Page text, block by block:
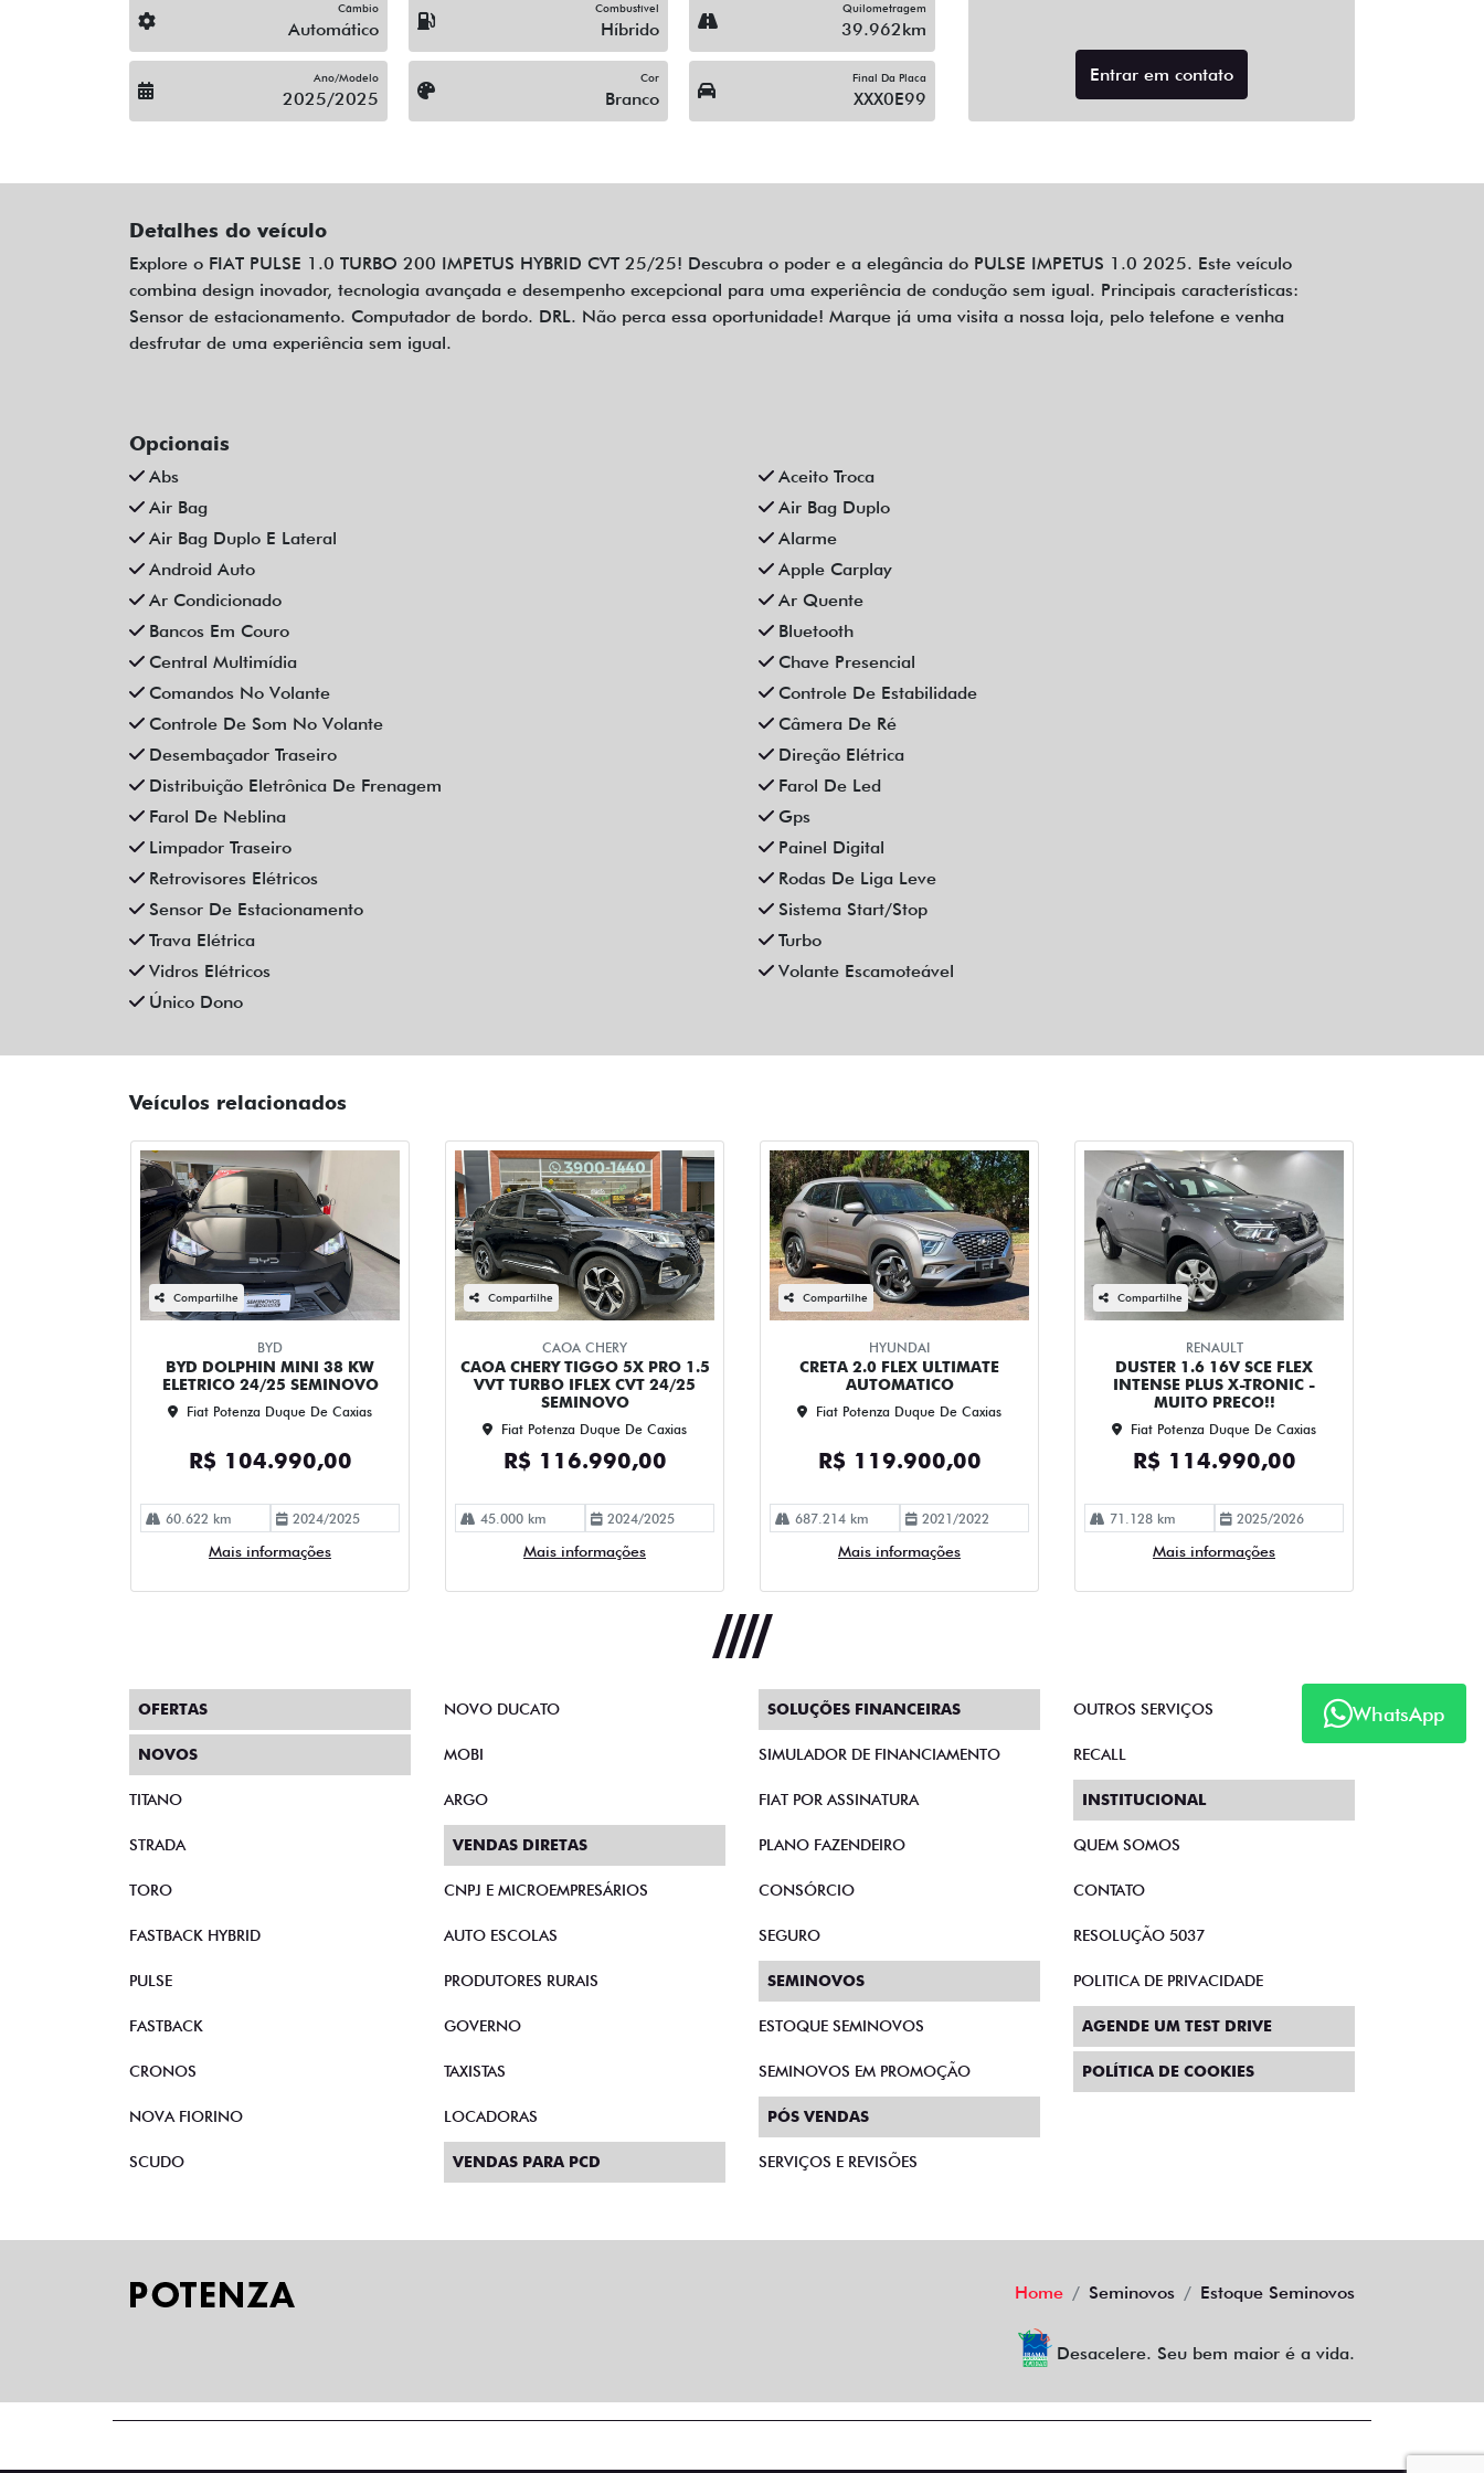
Câmbio
Automático
Combustível
Híbrido
Quilometragem
39.962km
Ano/Modelo
2025/2025
Cor
Branco
Final Da Placa
XXX0E99
Entrar em contato
Detalhes do veículo
Explore o FIAT PULSE 1.0 TURBO 200 IMPETUS HYBRID CVT 25/25! Descubra o poder e a elegância do PULSE IMPETUS 1.0 2025. Este veículo
combina design inovador, tecnologia avançada e desempenho excepcional para uma experiência de condução sem igual. Principais características:
Sensor de estacionamento. Computador de bordo. DRL. Não perca essa oportunidade! Marque já uma visita a nossa loja, pelo telefone e venha
desfrutar de uma experiência sem igual.
Opcionais
Abs
Aceito Troca
Air Bag
Air Bag Duplo
Air Bag Duplo E Lateral
Alarme
Android Auto
Apple Carplay
Ar Condicionado
Ar Quente
Bancos Em Couro
Bluetooth
Central Multimídia
Chave Presencial
Comandos No Volante
Controle De Estabilidade
Controle De Som No Volante
Câmera De Ré
Desembaçador Traseiro
Direção Elétrica
Distribuição Eletrônica De Frenagem
Farol De Led
Farol De Neblina
Gps
Limpador Traseiro
Painel Digital
Retrovisores Elétricos
Rodas De Liga Leve
Sensor De Estacionamento
Sistema Start/Stop
Trava Elétrica
Turbo
Vidros Elétricos
Volante Escamoteável
Único Dono
Veículos relacionados
Compartilhe
BYD
BYD DOLPHIN MINI 38 KW
ELETRICO 24/25 SEMINOVO
Fiat Potenza Duque De Caxias
R$ 104.990,00
60.622 km 2024/2025
Mais informações
Compartilhe
CAOA CHERY
CAOA CHERY TIGGO 5X PRO 1.5
VVT TURBO IFLEX CVT 24/25
SEMINOVO
Fiat Potenza Duque De Caxias
R$ 116.990,00
45.000 km 2024/2025
Mais informações
Compartilhe
HYUNDAI
CRETA 2.0 FLEX ULTIMATE
AUTOMATICO
Fiat Potenza Duque De Caxias
R$ 119.900,00
687.214 km 2021/2022
Mais informações
Compartilhe
RENAULT
DUSTER 1.6 16V SCE FLEX
INTENSE PLUS X-TRONIC -
MUITO PRECO!!
Fiat Potenza Duque De Caxias
R$ 114.990,00
71.128 km 2025/2026
Mais informações
WhatsApp
OFERTAS
NOVOS
TITANO
STRADA
TORO
FASTBACK HYBRID
PULSE
FASTBACK
CRONOS
NOVA FIORINO
SCUDO
NOVO DUCATO
MOBI
ARGO
VENDAS DIRETAS
CNPJ E MICROEMPRESÁRIOS
AUTO ESCOLAS
PRODUTORES RURAIS
GOVERNO
TAXISTAS
LOCADORAS
VENDAS PARA PCD
SOLUÇÕES FINANCEIRAS
SIMULADOR DE FINANCIAMENTO
FIAT POR ASSINATURA
PLANO FAZENDEIRO
CONSÓRCIO
SEGURO
SEMINOVOS
ESTOQUE SEMINOVOS
SEMINOVOS EM PROMOÇÃO
PÓS VENDAS
SERVIÇOS E REVISÕES
OUTROS SERVIÇOS
RECALL
INSTITUCIONAL
QUEM SOMOS
CONTATO
RESOLUÇÃO 5037
POLITICA DE PRIVACIDADE
AGENDE UM TEST DRIVE
POLÍTICA DE COOKIES
Home Seminovos Estoque Seminovos
Desacelere. Seu bem maior é a vida.